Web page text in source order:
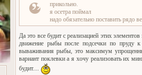
прикольно.
я осетра поймал
надо обязательно поставить рядо
Да это все будит с реализацией этих
движение рыбы после подсечки по пруду
вываживания рыбы, это максимум
вариант поклевки а я хочу реализовать их
будит....